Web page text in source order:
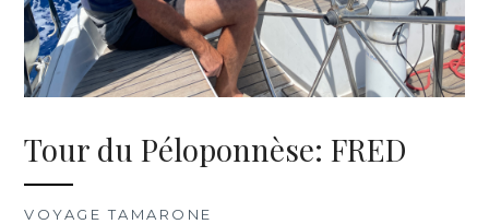
Tour du Péloponnèse: FRED
VOYAGE TAMARONE